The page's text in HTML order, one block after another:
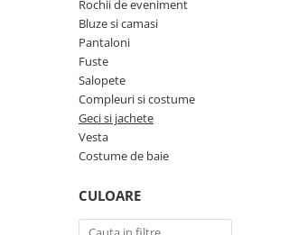
Costume de baie
Rochii de eveniment
Bluze si camasi
Pantaloni
Fuste
Salopete
Compleuri si costume
Geci si jachete
Vesta
Costume de baie
CULOARE